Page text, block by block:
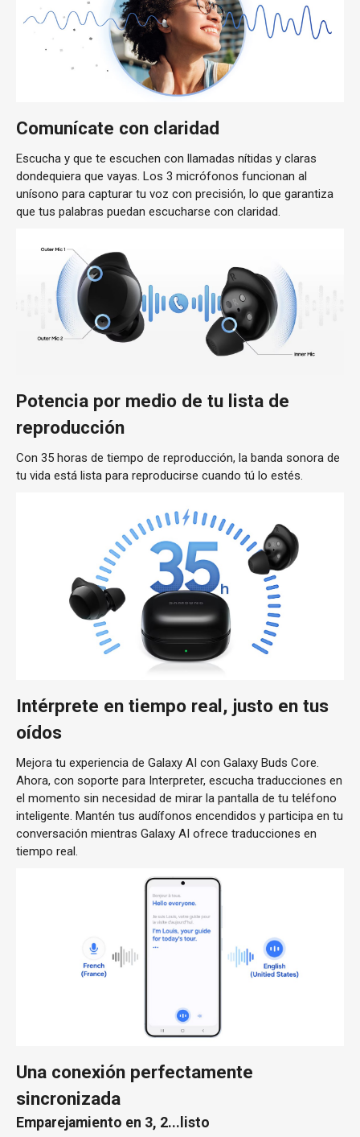
Comunícate con claridad
Escucha y que te escuchen con llamadas nítidas y claras
dondequiera que vayas. Los 3 micrófonos funcionan al
unísono para capturar tu voz con precisión, lo que garantiza
que tus palabras puedan escucharse con claridad.
Potencia por medio de tu lista de
reproducción
Con 35 horas de tiempo de reproducción, la banda sonora de
tu vida está lista para reproducirse cuando tú lo estés.
Intérprete en tiempo real, justo en tus
oídos
Mejora tu experiencia de Galaxy AI con Galaxy Buds Core.
Ahora, con soporte para Interpreter, escucha traducciones en
el momento sin necesidad de mirar la pantalla de tu teléfono
inteligente. Mantén tus audífonos encendidos y participa en tu
conversación mientras Galaxy AI ofrece traducciones en
tiempo real.
Una conexión perfectamente
sincronizada
Emparejamiento en 3, 2...listo